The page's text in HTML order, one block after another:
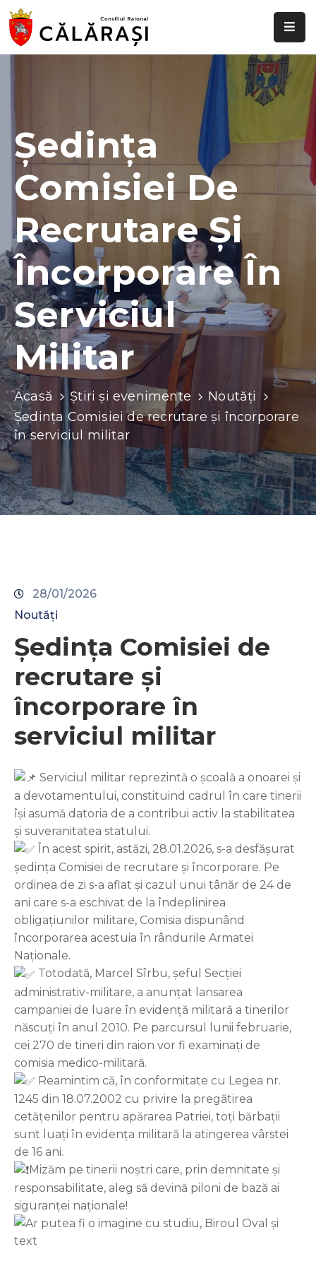
Știri
evenimente
Transparență
decizională
Comisii
raionale
Funcții
vacante
Contacte
Ședința
Comisiei De
Recrutare Și
Încorporare În
Serviciul
Militar
Acasă Știri și evenimente
Noutăți
Ședința Comisiei de recrutare și încorporare
în serviciul militar
28/01/2026
Noutăți
Ședința Comisiei de
recrutare și
încorporare în
serviciul militar
Serviciul militar reprezintă o școală a onoarei și
a devotamentului, constituind cadrul în care tinerii
își asumă datoria de a contribui activ la stabilitatea
și suveranitatea statului.
În acest spirit, astăzi, 28.01.2026, s-a desfășurat
ședința Comisiei de recrutare și încorporare. Pe
ordinea de zi s-a aflat și cazul unui tânăr de 24 de
ani care s-a eschivat de la îndeplinirea
obligațiunilor militare, Comisia dispunând
încorporarea acestuia în rândurile Armatei
Naționale.
Totodată, Marcel Sîrbu, șeful Secției
administrativ-militare, a anunțat lansarea
campaniei de luare în evidență militară a tinerilor
născuți în anul 2010. Pe parcursul lunii februarie,
cei 270 de tineri din raion vor fi examinați de
comisia medico-militară.
Reamintim că, în conformitate cu Legea nr.
1245 din 18.07.2002 cu privire la pregătirea
cetățenilor pentru apărarea Patriei, toți bărbații
sunt luați în evidența militară la atingerea vârstei
de 16 ani.
Mizăm pe tinerii noștri care, prin demnitate și
responsabilitate, aleg să devină piloni de bază ai
siguranței naționale!